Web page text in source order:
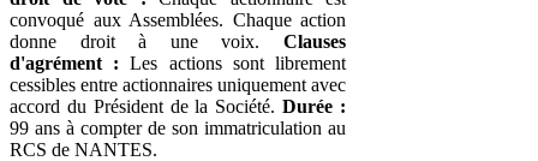
convoqué aux Assemblées. Chaque action
donne droit à une voix. Clauses
d'agrément : Les actions sont librement
cessibles entre actionnaires uniquement avec
accord du Président de la Société.Durée :
99 ans à compter de son immatriculation au
RCS de NANTES.